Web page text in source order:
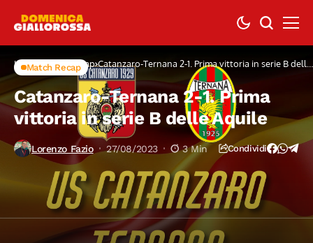
Home Match Recap Catanzaro-Ternana 2-1. Prima vittoria in serie B delle
Aquile
Match Recap
Catanzaro-Ternana 2-1. Prima
vittoria in serie B delle Aquile
Lorenzo Fazio 27/08/2023 3 Min Condividi